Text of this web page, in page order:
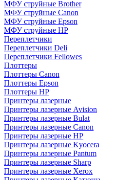
МФУ струйные Brother
МФУ струйные Canon
МФУ струйные Epson
МФУ струйные HP
Переплетчики
Переплетчики Deli
Переплетчики Fellowes
Плоттеры
Плоттеры Canon
Плоттеры Epson
Плоттеры HP
Принтеры лазерные
Принтеры лазерные Avision
Принтеры лазерные Bulat
Принтеры лазерные Canon
Принтеры лазерные HP
Принтеры лазерные Kyocera
Принтеры лазерные Pantum
Принтеры лазерные Sharp
Принтеры лазерные Xerox